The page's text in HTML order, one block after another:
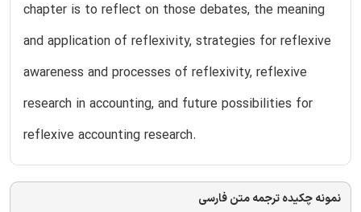
chapter is to reflect on those debates, the meaning
and application of reflexivity, strategies for reflexive
awareness and processes of reflexivity, reflexive
research in accounting, and future possibilities for
reflexive accounting research.
نمونه چکیده ترجمه متن فارسی